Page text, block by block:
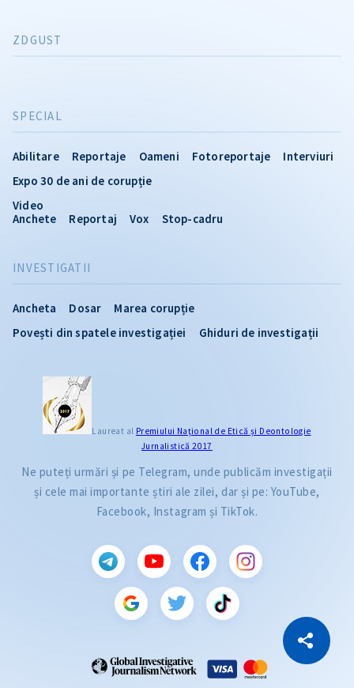
Copiază Link
INVESTIGATII
Ancheta Dosar
Marea corupție
Povești din spatele investigației
Ghiduri de investigații
SPECIAL
Abilitare Reportaje Oameni Fotoreportaje
Interviuri
Expo 30 de ani de corupție
Video
Anchete
Reportaj Vox Stop-cadru
ZDGUST
Laureat al Premiului Naţional de Etică și Deontologie
Jurnalistică 2017
Ne puteți urmări și pe Telegram, unde publicăm investigații
și cele mai importante știri ale zilei, dar și pe: YouTube,
Facebook, Instagram și TikTok.